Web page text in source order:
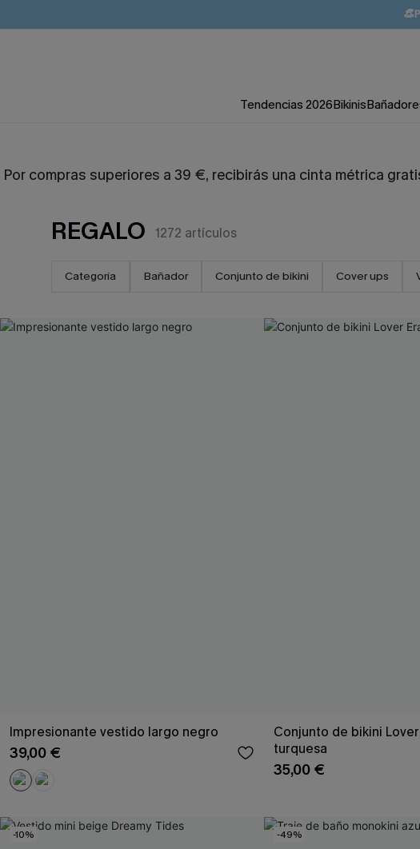
Tendencias 2026Bikinis
Por compras superiores a 39 €, recibirás una cinta métrica
REGALO 1272 artículos
Categoría Bañador Conjunto de bikini Cover ups
Impresionante vestido largo negro
39,00 €
Conjunto de bikini
turquesa
35,00 €
-10% -49%